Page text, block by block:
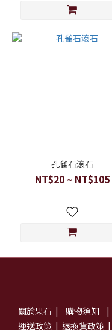
孔雀石滾石
NT$20 ~ NT$105
關於果石 | 購物須知 |
運送政策 | 退換貨政策 |